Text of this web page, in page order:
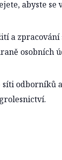
abyste se
a
osobních
síti